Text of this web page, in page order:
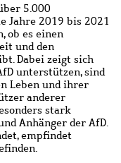
5.000
Jahre 2019 bis 2021
, ob es einen
und den
Dabei zeigt sich
unterstützen, sind
Leben und ihrer
anderer
stark
Anhänger der AfD.
empfindet